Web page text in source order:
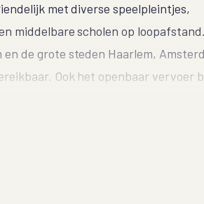
met diverse speelpleintjes,
middelbare scholen op
de grote steden Haarlem,
Ook het openbaar vervoer